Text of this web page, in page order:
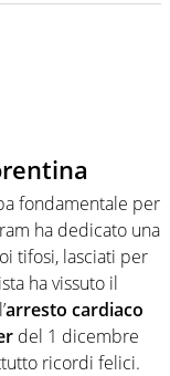
fondamentale per
ha dedicato una
tifosi, lasciati per
ha vissuto il
arresto cardiaco
del 1 dicembre
ricordi felici.